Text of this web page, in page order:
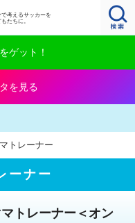
で考えるサッカーを
たちに。
ゲット！
を見る
トレーナー
ーナー
トレーナー＜オン